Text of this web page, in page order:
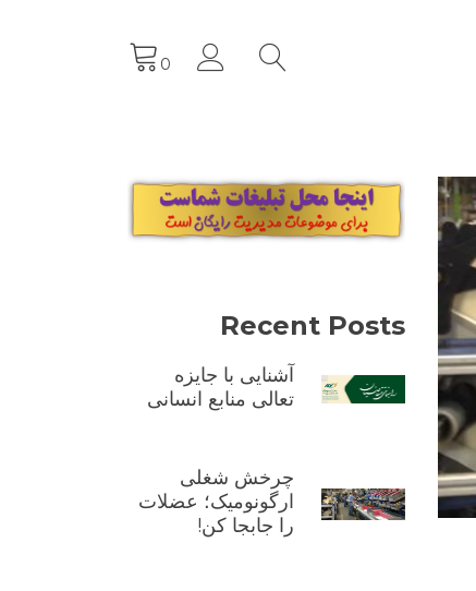
0
Recent Posts
آشنایی با جایزه
تعالی منابع انسانی
چرخش شغلی
ارگونومیک؛ عضلات
را جابجا کن!